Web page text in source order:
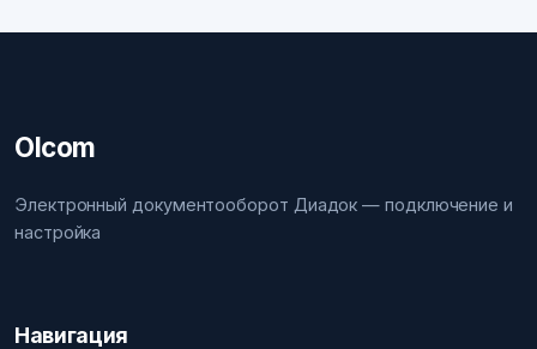
Olcom
Электронный документооборот Диадок — подключение и
настройка
Навигация